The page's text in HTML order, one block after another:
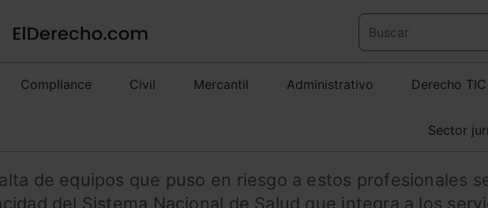
Compliance Civil Mercantil Administrativo Derecho TIC
Sector
de equipos que puso en riesgo a estos profesionales
del Sistema Nacional de Salud que integra a los